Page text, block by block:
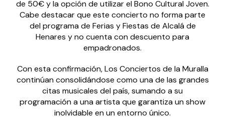
de 50€ y la opción de utilizar el Bono Cultural Joven.
Cabe destacar que este concierto no forma parte
del programa de Ferias y Fiestas de Alcalá de
Henares y no cuenta con descuento para
empadronados.
Con esta confirmación, Los Conciertos de la Muralla
continúan consolidándose como una de las grandes
citas musicales del país, sumando a su
programación a una artista que garantiza un show
inolvidable en un entorno único.